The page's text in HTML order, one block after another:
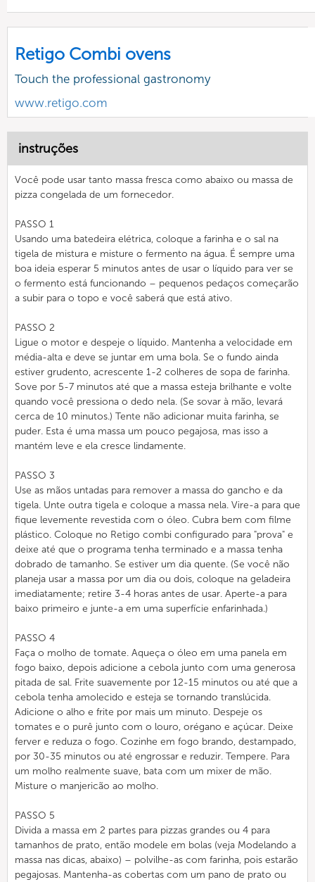
Retigo Combi ovens
Touch the professional gastronomy
www.retigo.com
instruções
Você pode usar tanto massa fresca como abaixo ou massa de
pizza congelada de um fornecedor.
PASSO 1
Usando uma batedeira elétrica, coloque a farinha e o sal na
tigela de mistura e misture o fermento na água. É sempre uma
boa ideia esperar 5 minutos antes de usar o líquido para ver se
o fermento está funcionando – pequenos pedaços começarão
a subir para o topo e você saberá que está ativo.
PASSO 2
Ligue o motor e despeje o líquido. Mantenha a velocidade em
média-alta e deve se juntar em uma bola. Se o fundo ainda
estiver grudento, acrescente 1-2 colheres de sopa de farinha.
Sove por 5-7 minutos até que a massa esteja brilhante e volte
quando você pressiona o dedo nela. (Se sovar à mão, levará
cerca de 10 minutos.) Tente não adicionar muita farinha, se
puder. Esta é uma massa um pouco pegajosa, mas isso a
mantém leve e ela cresce lindamente.
PASSO 3
Use as mãos untadas para remover a massa do gancho e da
tigela. Unte outra tigela e coloque a massa nela. Vire-a para que
fique levemente revestida com o óleo. Cubra bem com filme
plástico. Coloque no Retigo combi configurado para "prova" e
deixe até que o programa tenha terminado e a massa tenha
dobrado de tamanho. Se estiver um dia quente. (Se você não
planeja usar a massa por um dia ou dois, coloque na geladeira
imediatamente; retire 3-4 horas antes de usar. Aperte-a para
baixo primeiro e junte-a em uma superfície enfarinhada.)
PASSO 4
Faça o molho de tomate. Aqueça o óleo em uma panela em
fogo baixo, depois adicione a cebola junto com uma generosa
pitada de sal. Frite suavemente por 12-15 minutos ou até que a
cebola tenha amolecido e esteja se tornando translúcida.
Adicione o alho e frite por mais um minuto. Despeje os
tomates e o purê junto com o louro, orégano e açúcar. Deixe
ferver e reduza o fogo. Cozinhe em fogo brando, destampado,
por 30-35 minutos ou até engrossar e reduzir. Tempere. Para
um molho realmente suave, bata com um mixer de mão.
Misture o manjericão ao molho.
PASSO 5
Divida a massa em 2 partes para pizzas grandes ou 4 para
tamanhos de prato, então modele em bolas (veja Modelando a
massa nas dicas, abaixo) – polvilhe-as com farinha, pois estarão
pegajosas. Mantenha-as cobertas com um pano de prato ou